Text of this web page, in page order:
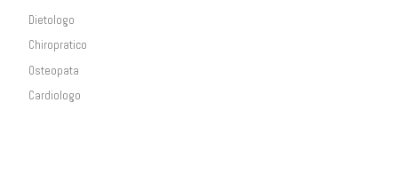
Dietologo
Chiropratico
Osteopata
Cardiologo